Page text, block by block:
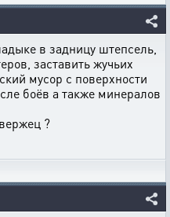
в задницу штепсель,
заставить жучьих
мусор с поверхности
боёв а также минералов
?